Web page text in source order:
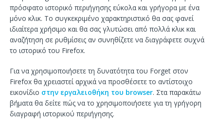
πρόσφατο ιστορικό περιήγησης εύκολα και γρήγορα με ένα
μόνο κλικ. Το συγκεκριμένο χαρακτηριστικό θα σας φανεί
ιδιαίτερα χρήσιμο και θα σας γλυτώσει από πολλά κλικ και
αναζήτηση σε ρυθμίσεις αν συνηθίζετε να διαγράφετε συχνά
το ιστορικό του Firefox.
Για να χρησιμοποιήσετε τη δυνατότητα του Forget στον
Firefox θα χρειαστεί αρχικά να προσθέσετε το αντίστοιχο
εικονίδιο στην εργαλειοθήκη του browser. Στα παρακάτω
βήματα θα δείτε πώς να το χρησιμοποιήσετε για τη γρήγορη
διαγραφή ιστορικού περιήγησης.